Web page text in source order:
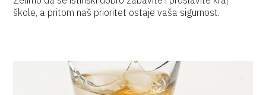
škole, a pritom naš prioritet ostaje vaša sigurnost.